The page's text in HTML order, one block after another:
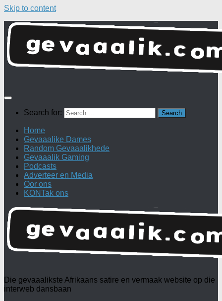
Skip to content
Search for:
Home
Gevaaalike Dames
Random Gevaaalikhede
Gevaaalik Gaming
Podcasts
Adverteer en Media
Oor ons
KONTak ons
Die gevaaalikste Afrikaans satire en vermaak website op die
interweb dansbaan